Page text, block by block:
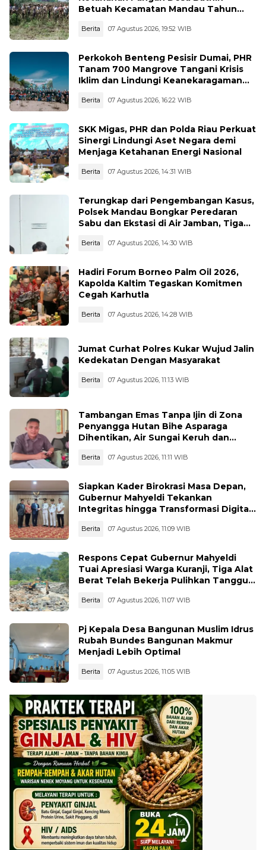
Betuah Kecamatan Mandau Tahun
Berita 07 Agustus 2026, 19:52 WIB
Perkokoh Benteng Pesisir Dumai, PHR
Tanam 700 Mangrove Tangani Krisis
Iklim dan Lindungi Keanekaragaman
Berita 07 Agustus 2026, 16:22 WIB
SKK Migas, PHR dan Polda Riau Perkuat
Sinergi Lindungi Aset Negara demi
Menjaga Ketahanan Energi Nasional
Berita 07 Agustus 2026, 14:31 WIB
Terungkap dari Pengembangan Kasus,
Polsek Mandau Bongkar Peredaran
Sabu dan Ekstasi di Air Jamban, Tiga
Berita 07 Agustus 2026, 14:30 WIB
Hadiri Forum Borneo Palm Oil 2026,
Kapolda Kaltim Tegaskan Komitmen
Cegah Karhutla
Berita 07 Agustus 2026, 14:28 WIB
Jumat Curhat Polres Kukar Wujud Jalin
Kedekatan Dengan Masyarakat
Berita 07 Agustus 2026, 11:13 WIB
Tambangan Emas Tanpa Ijin di Zona
Penyangga Hutan Bihe Asparaga
Dihentikan, Air Sungai Keruh dan
Berita 07 Agustus 2026, 11:11 WIB
Siapkan Kader Birokrasi Masa Depan,
Gubernur Mahyeldi Tekankan
Integritas hingga Transformasi Digital
Berita 07 Agustus 2026, 11:09 WIB
Respons Cepat Gubernur Mahyeldi
Tuai Apresiasi Warga Kuranji, Tiga Alat
Berat Telah Bekerja Pulihkan Tanggul
Berita 07 Agustus 2026, 11:07 WIB
Pj Kepala Desa Bangunan Muslim Idrus
Rubah Bundes Bangunan Makmur
Menjadi Lebih Optimal
Berita 07 Agustus 2026, 11:05 WIB